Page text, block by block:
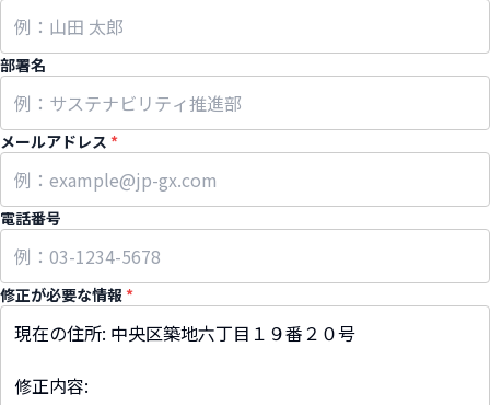
部署名
メールアドレス *
電話番号
修正が必要な情報 *